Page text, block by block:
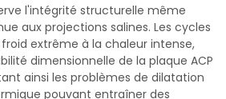
l'intégrité structurelle même
aux projections salines. Les cycles
extrême à la chaleur intense,
dimensionnelle de la plaque ACP
ainsi les problèmes de dilatation
pouvant entraîner des